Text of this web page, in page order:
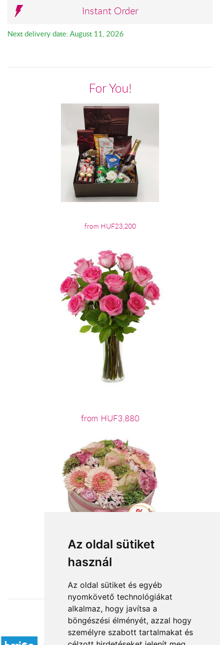
Az oldal sütiket
használ
Az oldal sütiket és egyéb
nyomkövető technológiákat
alkalmaz, hogy javítsa a
böngészési élményét, azzal hogy
személyre szabott tartalmakat és
Instant Order
Next delivery date: August 11, 2026
For You!
from HUF23,200
from HUF3,880
from HUF24,960
Accepted payment methods